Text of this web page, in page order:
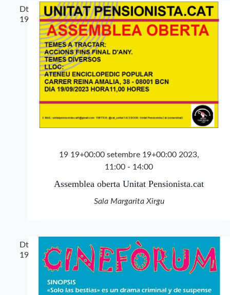
Dt
19
19 19+00:00 setembre 19+00:00 2023,
11:00 - 14:00
Assemblea oberta Unitat Pensionista.cat
Sala Margarita Xirgu
Dt
19